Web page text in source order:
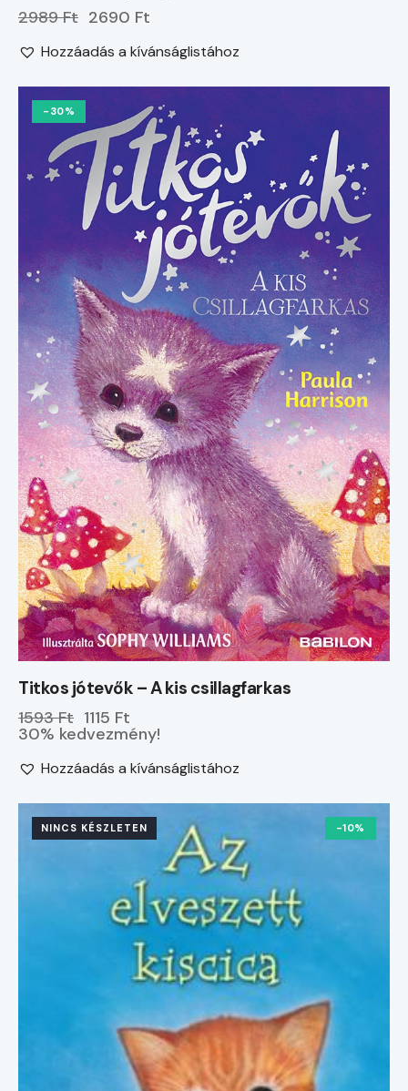
2989 Ft 2690 Ft
Hozzáadás a kívánságlistához
-30%
Titkos jótevők – A kis csillagfarkas
1593 Ft 1115 Ft
30% kedvezmény!
Hozzáadás a kívánságlistához
NINCS KÉSZLETEN -10%